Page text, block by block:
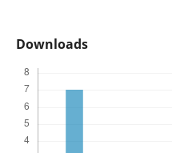
Downloads